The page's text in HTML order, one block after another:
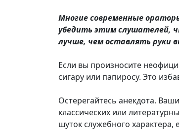
Многие современные
убедить этим слушателей,
лучше, чем оставлять руки
Если вы произносите
сигару или папиросу. Это
Остерегайтесь анекдота.
классических или
шуток служебного